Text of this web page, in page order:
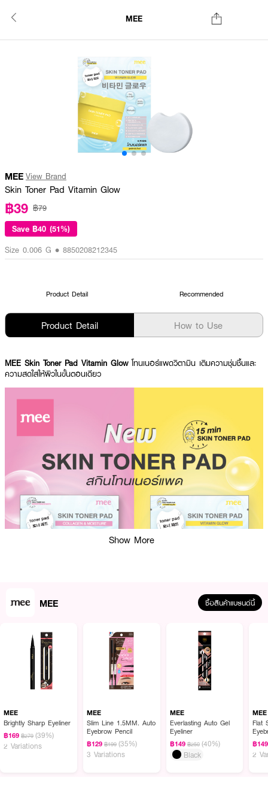
MEE
MEE View Brand
Skin Toner Pad Vitamin Glow
฿39 ฿79
Save ฿40 (51%)
Size 0.006 G • 8850208212345
Product Detail Recommended
Product Detail How to Use
MEE Skin Toner Pad Vitamin Glow โทนเนอร์แพดวิตามิน เติมความชุ่มชื้นและ
ความสดใสให้ผิวในขั้นตอนเดียว
ผลลัพธ์ที่ได้ :
MEE Skin Toner Pad Vitamin Glowโทนเนอร์แพดที่อุดมด้วยสารบำรุงจาก
วิตามินคอมเพล็กซ์ ช่วยให้ผิวรู้สึกสดใส ชุ่มชื้น และสบายผิวในทุกวัน
Show More
MEE ซื้อสินค้าแบรนด์นี้
MEE
Brightly Sharp Eyeliner
฿169 ฿279 (39%)
2 Variations
MEE
Slim Line 1.5MM. Auto
Eyebrow Pencil
฿129 ฿199 (35%)
3 Variations
MEE
Everlasting Auto Gel
Eyeliner
฿149 ฿250 (40%)
Black
MEE
Flat
฿149
2